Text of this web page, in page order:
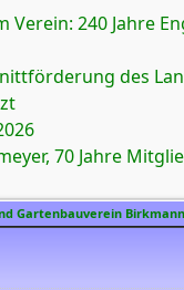
Gartenbauverein
Verein: 240 Jahre
des
70 Jahre